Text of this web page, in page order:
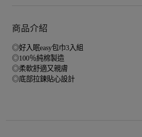
商品介紹
◎好入眠easy包巾3入組
◎100％純棉製造
◎柔軟舒適又親膚
◎底部拉鍊貼心設計